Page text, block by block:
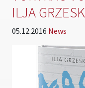
ILJA
05.12.2016 News